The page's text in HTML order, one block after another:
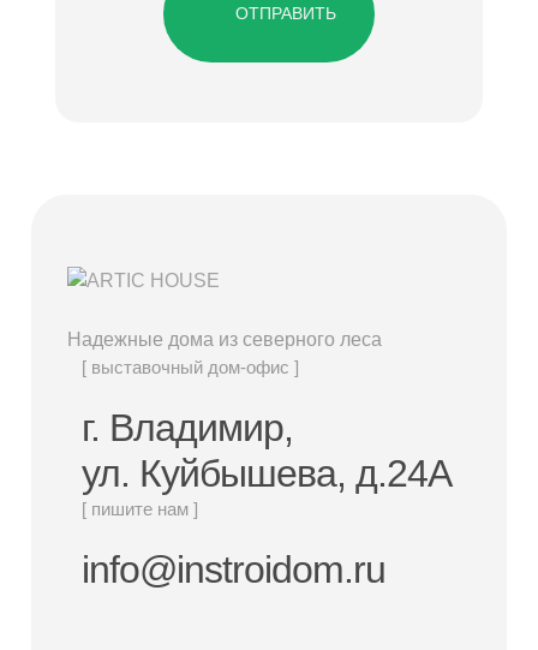
ОТПРАВИТЬ
Надежные дома из северного леса
[ выставочный дом-офис ]
г. Владимир,
ул. Куйбышева, д.24А
[ пишите нам ]
info@instroidom.ru